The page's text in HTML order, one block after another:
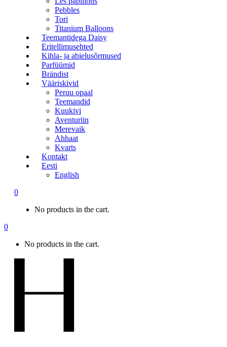
Pebbles
Tori
Titanium Balloons
Teemantidega Daisy
Eritellimusehted
Kihla- ja abielusõrmused
Parfüümid
Brändist
Vääriskivid
Peruu opaal
Teemandid
Kuukivi
Aventuriin
Merevaik
Ahhaat
Kvarts
Kontakt
Eesti
English
0
No products in the cart.
0
No products in the cart.